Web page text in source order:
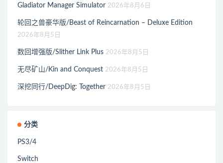
Gladiator Manager Simulator 2026年8月6日
轮回之兽豪华版/Beast of Reincarnation – Deluxe Edition
2026年8月5日
数回增强版/Slither Link Plus 2026年8月5日
无尽矿山/Kin and Conquest 2026年8月5日
深挖同行/DeepDig: Together 2026年8月5日
分类
PS3/4
Switch